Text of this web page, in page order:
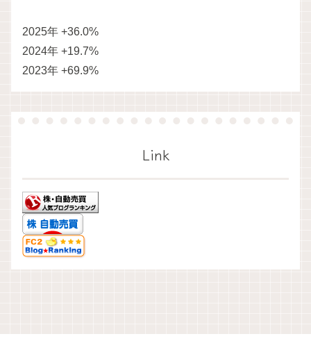
2025年 +36.0%
2024年 +19.7%
2023年 +69.9%
Link